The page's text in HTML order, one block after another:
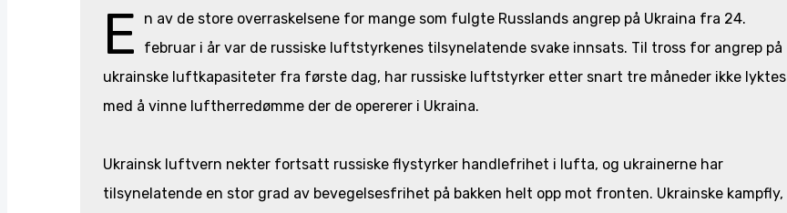
E
n av de store overraskelsene for mange som fulgte Russlands angrep på Ukraina fra 24.
februar i år var de russiske luftstyrkenes tilsynelatende svake innsats. Til tross for angrep på
ukrainske luftkapasiteter fra første dag, har russiske luftstyrker etter snart tre måneder ikke lyktes
med å vinne luftherredømme der de opererer i Ukraina.
Ukrainsk luftvern nekter fortsatt russiske flystyrker handlefrihet i lufta, og ukrainerne har
tilsynelatende en stor grad av bevegelsesfrihet på bakken helt opp mot fronten. Ukrainske kampfly,